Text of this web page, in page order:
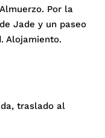
Por la
Jade y un paseo
Alojamiento.
traslado al